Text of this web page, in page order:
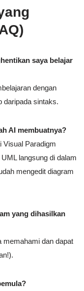
saya belajar
dengan
daripada sintaks.
AI membuatnya?
Visual Paradigm
langsung di dalam
mengedit diagram
yang dihasilkan
memahami dan dapat